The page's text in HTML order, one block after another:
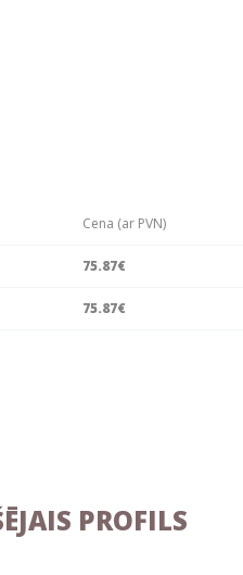
Cena (ar PVN)
75.87€
75.87€
PROFILS